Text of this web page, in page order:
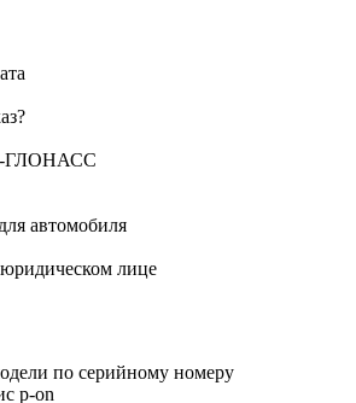
ГЛОНАСС
автомобиля
лице
по серийному номеру
p-on